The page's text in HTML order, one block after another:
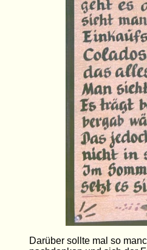
Darüber sollte mal so